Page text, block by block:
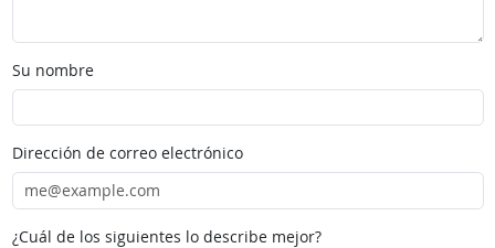
Su nombre
Dirección de correo electrónico
¿Cuál de los siguientes lo describe mejor?